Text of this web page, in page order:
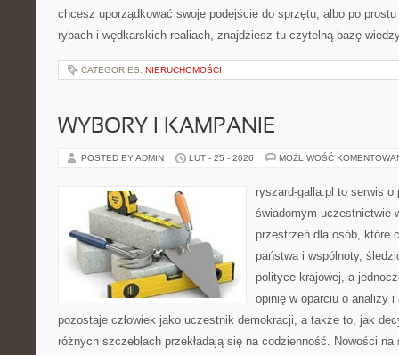
chcesz uporządkować swoje podejście do sprzętu, albo po
rybach i wędkarskich realiach, znajdziesz tu czytelną bazę
CATEGORIES: NIERUCHOMOŚCI
WYBORY I KAMPANIE
POSTED BY ADMIN LUT - 25 - 2026 MOŻLIWOŚĆ
ryszard-galla.pl to serwis
świadomym uczestnictwie
przestrzeń dla osób, które
państwa i wspólnoty,
polityce krajowej, a
opinię w oparciu o analizy
pozostaje człowiek jako uczestnik demokracji, a także to, jak
różnych szczeblach przekładają się na codzienność. Nowości